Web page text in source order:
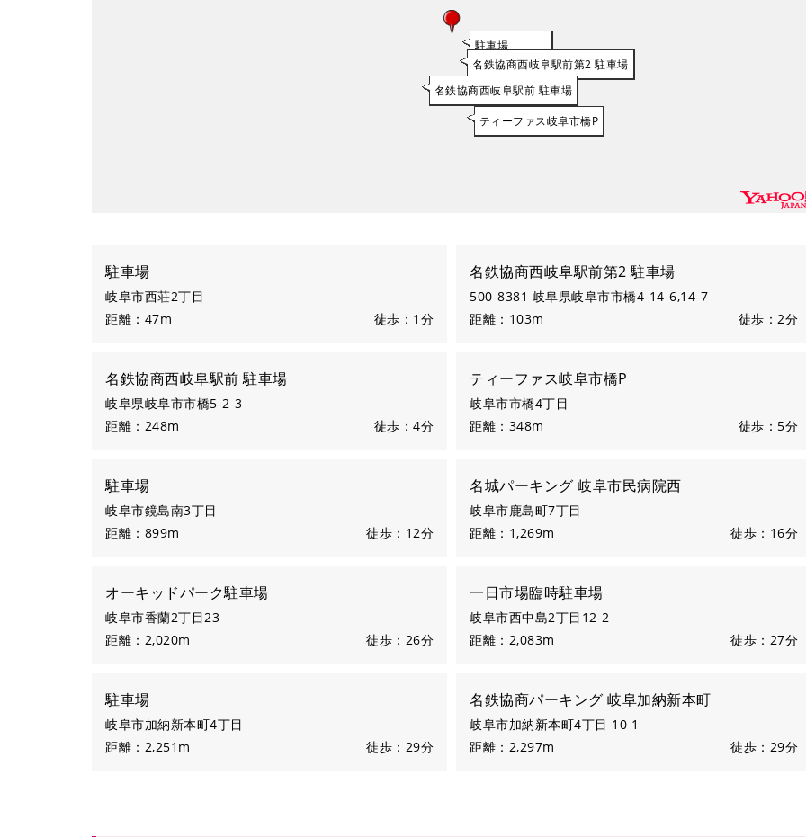
駐車場
名鉄協商西岐阜駅前第2 駐車場
名鉄協商西岐阜駅前 駐車場
ティーファス岐阜市橋P
駐車場
岐阜市西荘2丁目
距離：47m
徒歩：1分
名鉄協商西岐阜駅前第2 駐車場
500-8381 岐阜県岐阜市市橋4-14-6,14-7
距離：103m
徒歩：2分
名鉄協商西岐阜駅前 駐車場
岐阜県岐阜市市橋5-2-3
距離：248m
徒歩：4分
ティーファス岐阜市橋P
岐阜市市橋4丁目
距離：348m
徒歩：5分
駐車場
岐阜市鏡島南3丁目
距離：899m
徒歩：12分
名城パーキング 岐阜市民病院西
岐阜市鹿島町7丁目
距離：1,269m
徒歩：16分
オーキッドパーク駐車場
岐阜市香蘭2丁目23
距離：2,020m
徒歩：26分
一日市場臨時駐車場
岐阜市西中島2丁目12-2
距離：2,083m
徒歩：27分
駐車場
岐阜市加納新本町4丁目
距離：2,251m
徒歩：29分
名鉄協商パーキング 岐阜加納新本町
岐阜市加納新本町4丁目 10 1
距離：2,297m
徒歩：29分